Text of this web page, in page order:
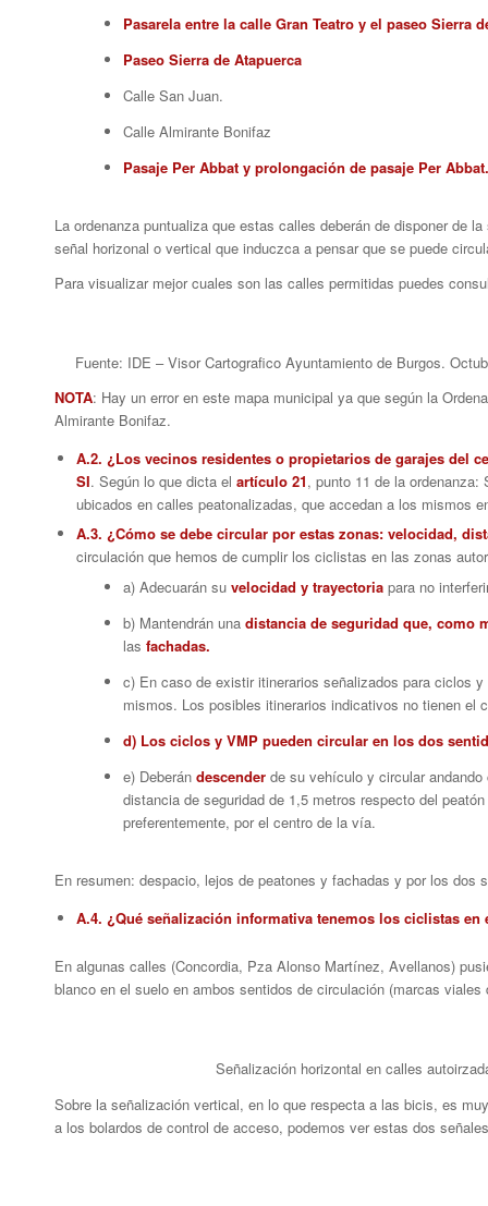
Pasarela entre la calle Gran Teatro y el paseo Sierra
Paseo Sierra de Atapuerca
Calle San Juan.
Calle Almirante Bonifaz
Pasaje Per Abbat y prolongación de pasaje Per Abbat.
La ordenanza puntualiza que estas calles deberán de disponer de
señal horizonal o vertical que induczca a pensar que se puede
Para visualizar mejor cuales son las calles permitidas puedes
Fuente: IDE – Visor Cartografico Ayuntamiento de Burgos.
NOTA: Hay un error en este mapa municipal ya que según la
Almirante Bonifaz.
A.2. ¿Los vecinos residentes o propietarios de garajes del
SI. Según lo que dicta el artículo 21, punto 11 de la
ubicados en calles peatonalizadas, que accedan a los mismos
A.3. ¿Cómo se debe circular por estas zonas: velocidad,
circulación que hemos de cumplir los ciclistas en las zonas
a) Adecuarán su velocidad y trayectoria para no
b) Mantendrán una distancia de seguridad que, como
las fachadas.
c) En caso de existir itinerarios señalizados para ciclos
mismos. Los posibles itinerarios indicativos no tienen el
d) Los ciclos y VMP pueden circular en los dos
e) Deberán descender de su vehículo y circular
distancia de seguridad de 1,5 metros respecto del
preferentemente, por el centro de la vía.
En resumen: despacio, lejos de peatones y fachadas y por los dos
A.4. ¿Qué señalización informativa tenemos los ciclistas en
En algunas calles (Concordia, Pza Alonso Martínez, Avellanos)
blanco en el suelo en ambos sentidos de circulación (marcas
Señalización horizontal en calles
Sobre la señalización vertical, en lo que respecta a las bicis, es
a los bolardos de control de acceso, podemos ver estas dos